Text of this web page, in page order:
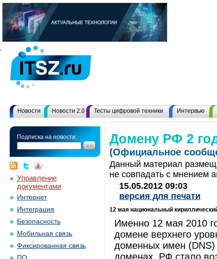
Новости Новости 2.0 Тесты цифровой техники Интервью
Подписка на новости:
Управление
документами
Интернет
Интеграция
Безопасность
Мобильная связь
Фиксированная связь
Домену РФ 2
(Официальное
Данный материал
не совпадать с мнением
15.05.2012 09:03
версия для печати
12 мая национальный
Именно 12 мая 2010
домене верхнего
доменных имен (DNS)
доменах .РФ стало